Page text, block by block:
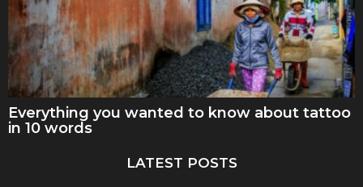
Everything you wanted to know about tattoo
in 10 words
LATEST POSTS